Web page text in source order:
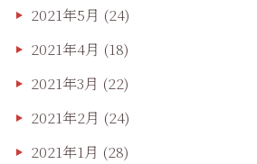
2021年5月 (24)
2021年4月 (18)
2021年3月 (22)
2021年2月 (24)
2021年1月 (28)